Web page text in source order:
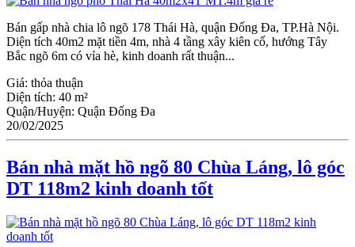
Bán gấp nhà chia lô ngõ 178 Thái Hà, quận Đống Đa, TP.Hà Nội.
Diện tích 40m2 mặt tiền 4m, nhà 4 tầng xây kiên cố, hướng Tây
Bắc ngõ 6m có vỉa hè, kinh doanh rất thuận...
Giá: thỏa thuận
Diện tích: 40 m²
Quận/Huyện: Quận Đống Đa
20/02/2025
Bán nhà mặt hồ ngõ 80 Chùa Láng, lô góc
DT 118m2 kinh doanh tốt